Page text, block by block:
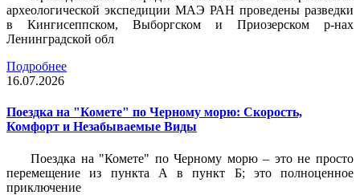
археологической экспедиции МАЭ РАН проведены разведки
в Кингисеппском, Выборгском и Приозерском р-нах
Ленинградской обл
Подробнее
16.07.2026
Поездка на "Комете" по Черному морю: Скорость,
Комфорт и Незабываемые Виды
Поездка на "Комете" по Черному морю – это не просто
перемещение из пункта А в пункт Б; это полноценное
приключение